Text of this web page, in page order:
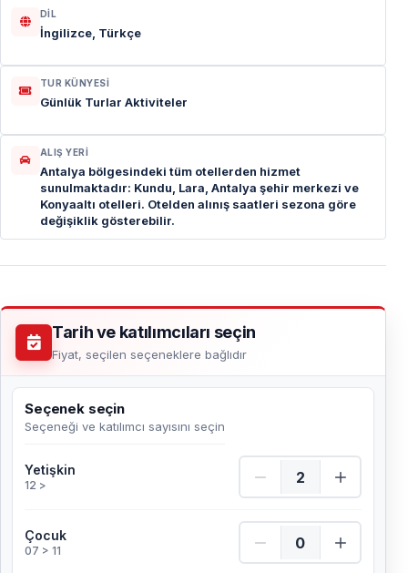
DIL
İngilizce, Türkçe
TUR KÜNYESI
Günlük Turlar Aktiviteler
ALIŞ YERI
Antalya bölgesindeki tüm otellerden hizmet
sunulmaktadır: Kundu, Lara, Antalya şehir merkezi ve
Konyaaltı otelleri. Otelden alınış saatleri sezona göre
değişiklik gösterebilir.
Tarih ve katılımcıları seçin
Fiyat, seçilen seçeneklere bağlıdır
Seçenek seçin
Seçeneği ve katılımcı sayısını seçin
Yetişkin
12 >
Yetişkin Adet
Çocuk
07 > 11
Çocuk Adet